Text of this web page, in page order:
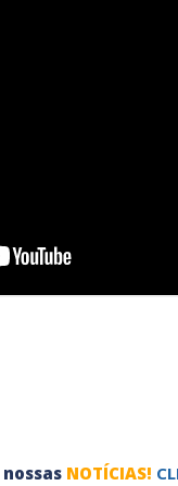
nossas NOTÍCIAS!